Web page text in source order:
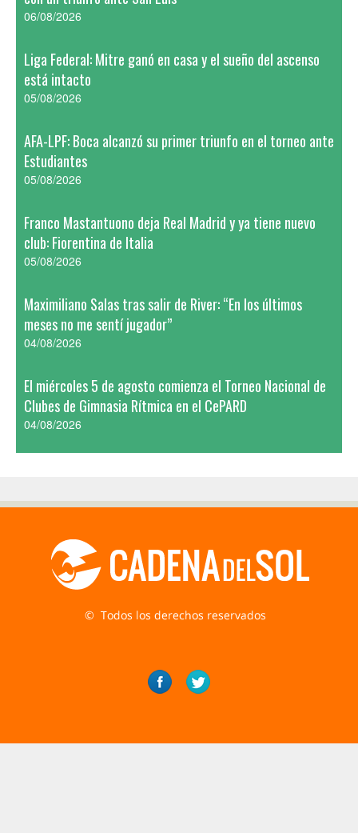
06/08/2026
Liga Federal: Mitre ganó en casa y el sueño del ascenso
está intacto
05/08/2026
AFA-LPF: Boca alcanzó su primer triunfo en el torneo ante
Estudiantes
05/08/2026
Franco Mastantuono deja Real Madrid y ya tiene nuevo
club: Fiorentina de Italia
05/08/2026
Maximiliano Salas tras salir de River: “En los últimos
meses no me sentí jugador”
04/08/2026
El miércoles 5 de agosto comienza el Torneo Nacional de
Clubes de Gimnasia Rítmica en el CePARD
04/08/2026